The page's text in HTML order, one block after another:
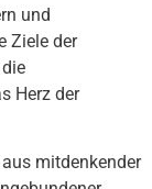
und
Ziele der
Herz der
mitdenkender